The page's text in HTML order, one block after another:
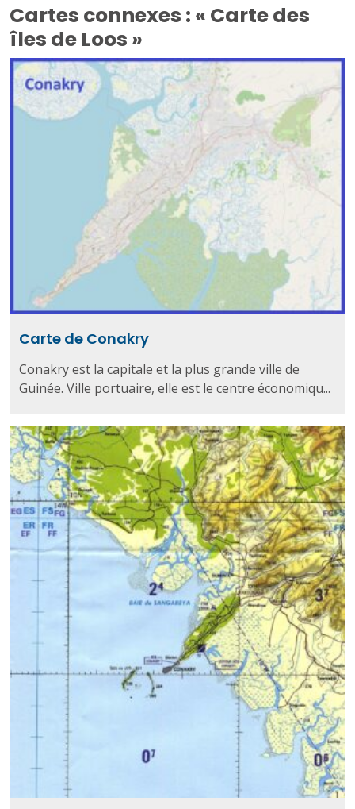
Cartes connexes : « Carte des
îles de Loos »
Carte de Conakry
Conakry est la capitale et la plus grande ville de
Guinée. Ville portuaire, elle est le centre économiqu...